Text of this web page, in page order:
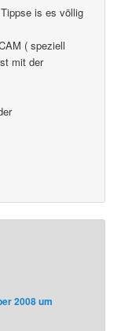
is es völlig
( speziell
mit der
2008 um